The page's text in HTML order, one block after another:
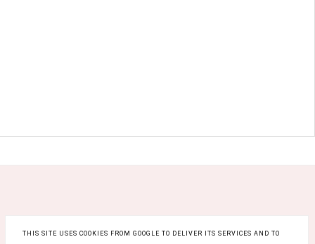
THIS SITE USES COOKIES FROM GOOGLE TO DELIVER ITS SERVICES AND TO